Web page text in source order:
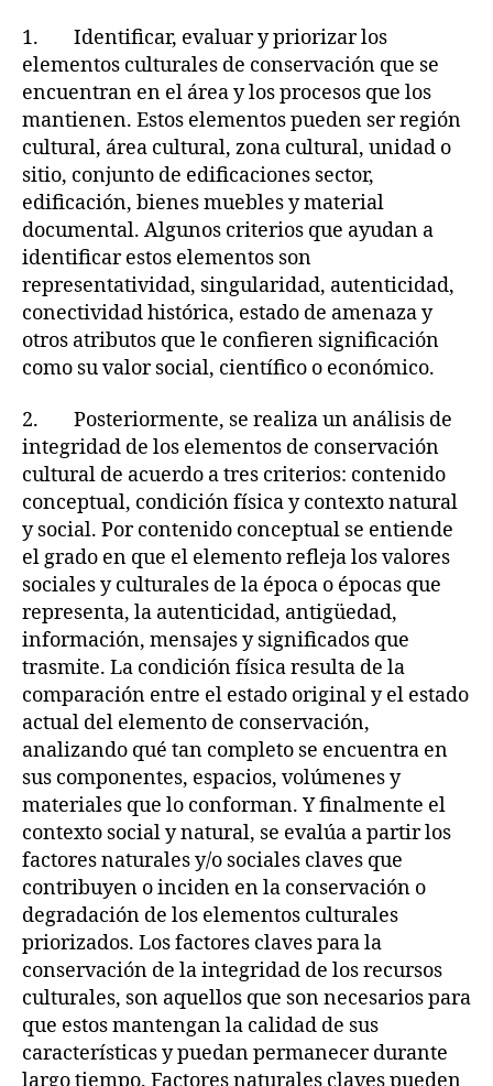
1. Identificar, evaluar y priorizar los
elementos culturales de conservación que se
encuentran en el área y los procesos que los
mantienen. Estos elementos pueden ser región
cultural, área cultural, zona cultural, unidad o
sitio, conjunto de edificaciones sector,
edificación, bienes muebles y material
documental. Algunos criterios que ayudan a
identificar estos elementos son
representatividad, singularidad, autenticidad,
conectividad histórica, estado de amenaza y
otros atributos que le confieren significación
como su valor social, científico o económico.
2. Posteriormente, se realiza un análisis de
integridad de los elementos de conservación
cultural de acuerdo a tres criterios: contenido
conceptual, condición física y contexto natural
y social. Por contenido conceptual se entiende
el grado en que el elemento refleja los valores
sociales y culturales de la época o épocas que
representa, la autenticidad, antigüedad,
información, mensajes y significados que
trasmite. La condición física resulta de la
comparación entre el estado original y el estado
actual del elemento de conservación,
analizando qué tan completo se encuentra en
sus componentes, espacios, volúmenes y
materiales que lo conforman. Y finalmente el
contexto social y natural, se evalúa a partir los
factores naturales y/o sociales claves que
contribuyen o inciden en la conservación o
degradación de los elementos culturales
priorizados. Los factores claves para la
conservación de la integridad de los recursos
culturales, son aquellos que son necesarios para
que estos mantengan la calidad de sus
características y puedan permanecer durante